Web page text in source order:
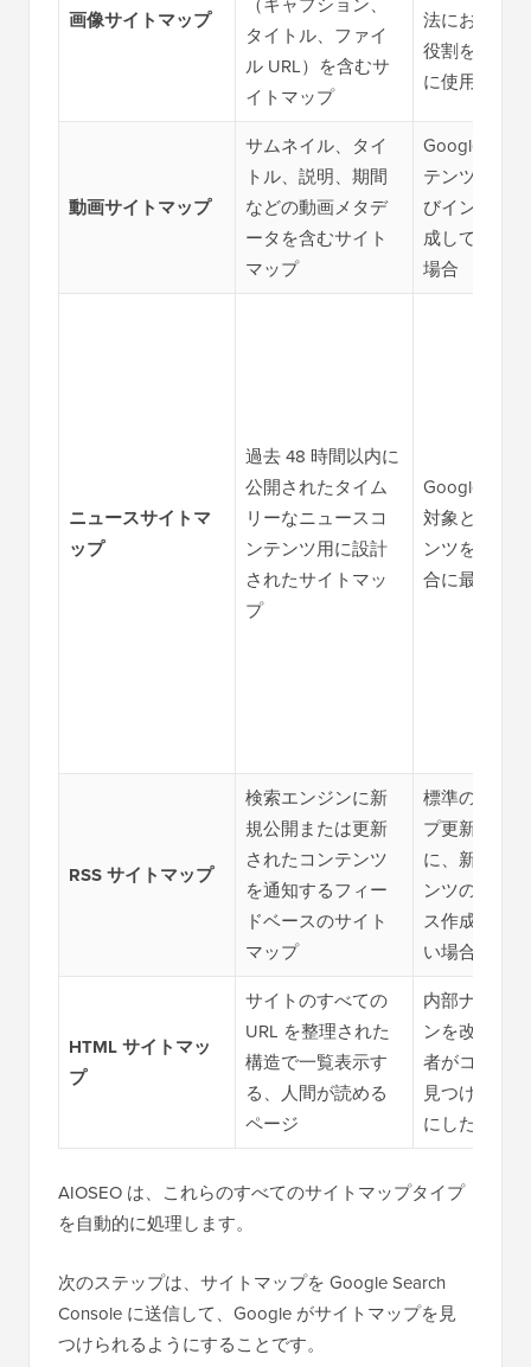
画像サイトマップ
タイトル、ファイ
ル URL）を含むサ
イトマップ
法において
役割を果た
に使用します
動画サイトマップ
サムネイル、タイ
トル、説明、期間
などの動画メタデ
ータを含むサイト
マップ
Google に動
テンツを発
びインデッ
成してもら
場合
ニュースサイトマ
ップ
過去 48 時間以内に
公開されたタイム
リーなニュースコ
ンテンツ用に設計
されたサイトマッ
プ
Google ニュ
対象となる
ンツを公開
合に最適です
RSS サイトマップ
検索エンジンに新
規公開または更新
されたコンテンツ
を通知するフィー
ドベースのサイト
マップ
標準のサイ
プ更新を待
に、新しい
ンツのイン
ス作成を速
い場合
HTML サイトマッ
プ
サイトのすべての
URL を整理された
構造で一覧表示す
る、人間が読める
ページ
内部ナビゲ
ンを改善し
者がコンテ
見つけられ
にしたい場合
AIOSEO は、これらのすべてのサイトマップタイプ
を自動的に処理します。
次のステップは、サイトマップを Google Search
Console に送信して、Google がサイトマップを見
つけられるようにすることです。